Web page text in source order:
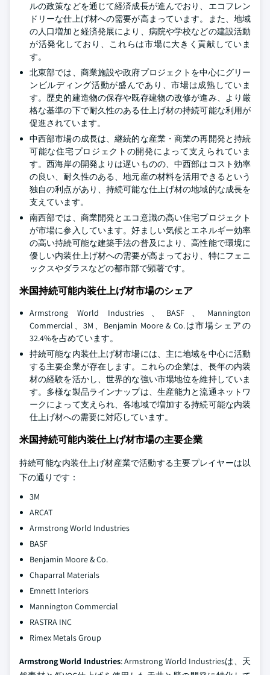
ルの政策などを通じて経済成長が進んでおり、エコフレン
ドリーな仕上げ材への需要が高まっています。また、地域
の人口増加と経済発展により、病院や学校などの建設活動
が活発化しており、これらは市場に大きく貢献していま
す。
北東部では、商業施設や政府プロジェクトを中心にグリー
ンビルディング活動が盛んであり、市場は成熟していま
す。歴史的建造物の保存や既存建物の改修が進み、より厳
格な基準の下で耐久性のある仕上げ材の持続可能な利用が
促進されています。
中西部市場の成長は、継続的な産業・商業の再開発と持続
可能な住宅プロジェクトの開発によって支えられていま
す。西海岸の開発よりは遅いものの、中西部はコスト効率
の良い、耐久性のある、地元産の材料を活用できるという
独自の利点があり、持続可能な仕上げ材の地域的な成長を
支えています。
南西部では、商業開発とエコ意識の高い住宅プロジェクト
が市場に参入しています。好ましい気候とエネルギー効率
の高い持続可能な建築手法の普及により、高性能で環境に
優しい内装仕上げ材への需要が高まっており、特にフェニ
ックスやダラスなどの都市部で顕著です。
米国持続可能内装仕上げ材市場のシェア
Armstrong World Industries、BASF、Mannington
Commercial、3M、Benjamin Moore & Co.は市場シェアの
32.4%を占めています。
持続可能な内装仕上げ材市場には、主に地域を中心に活動
する主要企業が存在します。これらの企業は、長年の内装
材の経験を活かし、世界的な強い市場地位を維持していま
す。多様な製品ラインナップは、生産能力と流通ネットワ
ークによって支えられ、各地域で増加する持続可能な内装
仕上げ材への需要に対応しています。
米国持続可能内装仕上げ材市場の主要企業
持続可能な内装仕上げ材産業で活動する主要プレイヤーは以
下の通りです：
3M
ARCAT
Armstrong World Industries
BASF
Benjamin Moore & Co.
Chaparral Materials
Emnett Interiors
Mannington Commercial
RASTRA INC
Rimex Metals Group
Armstrong World Industries: Armstrong World Industriesは、天